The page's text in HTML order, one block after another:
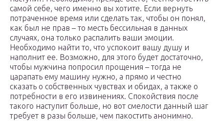
самой себе, чего именно вы хотите. Если вернуть
потраченное время или сделать так, чтобы он понял,
как был не прав – то месть бессильная в данных
случаях, она только распалить ваши эмоции.
Необходимо найти то, что успокоит вашу душу и
наполнит ее. Возможно, для этого будет достаточно,
чтобы мужчина попросил прощения – тогда не
царапать ему машину нужно, а прямо и честно
сказать о собственных чувствах и обидах, а также о
потребности в его извинениях. Спокойствия после
такого наступит больше, но вот смелости данный шаг
требует в разы больше, чем пакостить анонимно.